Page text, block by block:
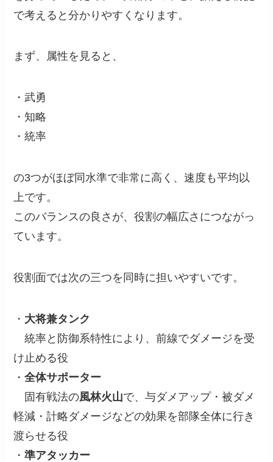
で考えると分かりやすくなります。
まず、属性を見ると、
・武勇
・知略
・統率
の3つがほぼ同水準で非常に高く、速度も平均以
上です。
このバランスの良さが、役割の幅広さにつながっ
ています。
役割面では次の三つを同時に担いやすいです。
・ 大将兼タンク
統率と防御系特性により、前線でダメージを受
け止める役
・全体サポーター
固有戦法の風林火山で、与ダメアップ・被ダメ
軽減・計略ダメージなどの効果を部隊全体に行き
渡らせる役
・準アタッカー